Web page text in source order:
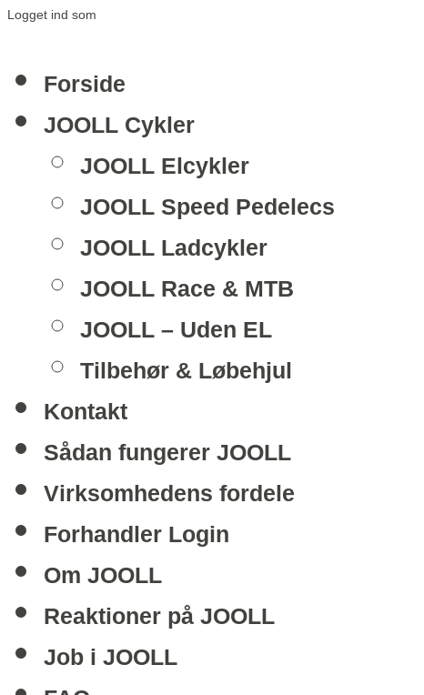
Logget ind som
Forside
JOOLL Cykler
JOOLL Elcykler
JOOLL Speed Pedelecs
JOOLL Ladcykler
JOOLL Race & MTB
JOOLL – Uden EL
Tilbehør & Løbehjul
Kontakt
Sådan fungerer JOOLL
Virksomhedens fordele
Forhandler Login
Om JOOLL
Reaktioner på JOOLL
Job i JOOLL